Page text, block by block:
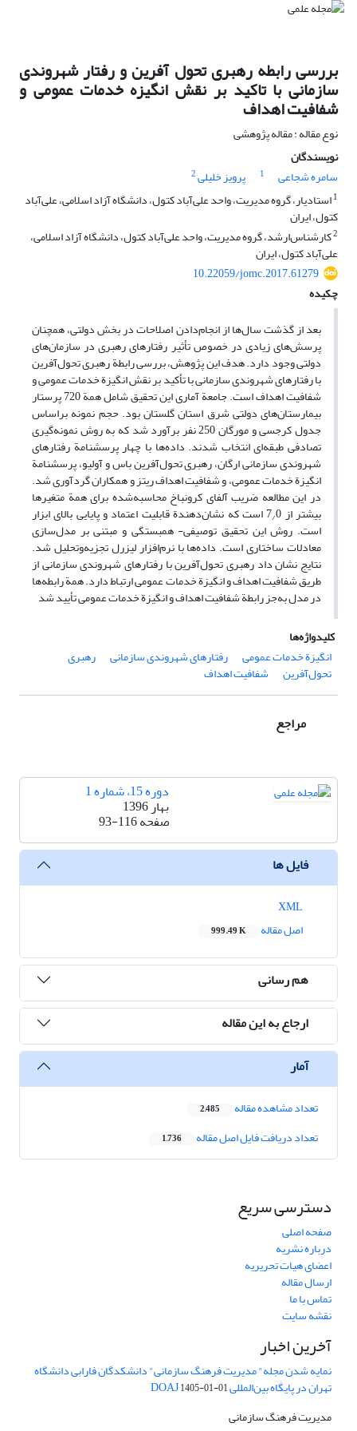
بررسی رابطه رهبری تحول آفرین و رفتار شهروندی
سازمانی با تاکید بر نقش انگیزه خدمات عمومی و
شفافیت اهداف
نوع مقاله : مقاله پژوهشی
نویسندگان
سامره شجاعی
1 پرویز خلیلی2
1استادیار، گروه مدیریت، واحد علی‌آباد کتول، دانشگاه آزاد اسلامی، علی‌آباد
کتول، ایران
2کارشناس‌ارشد، گروه مدیریت، واحد علی‌آباد کتول، دانشگاه آزاد اسلامی،
علی‌آباد کتول، ایران
10.22059/jomc.2017.61279
چکیده
بعد از گذشت سال‌ها از انجام‌دادن اصلاحات در بخش دولتی، همچنان
پرسش‌های زیادی در خصوص تأثیر رفتارهای رهبری در سازمان‌های
دولتی وجود دارد. هدف این پژوهش، بررسی رابطة رهبری تحول‌آفرین
با رفتارهای شهروندی سازمانی با تأکید بر نقش انگیزة خدمات عمومی و
شفافیت اهداف است. جامعة آماری این تحقیق شامل همة 720 پرستار
بیمارستان‌های دولتی شرق استان گلستان بود. حجم نمونه براساس
جدول کرجسی و مورگان 250 نفر برآورد شد که به روش نمونه‌گیری
تصادفی طبقه‌ای انتخاب شدند. داده‌ها با چهار پرسشنامة رفتارهای
شهروندی سازمانی ارگان، رهبری تحول‌آفرین باس و آولیو، پرسشنامة
انگیزة خدمات عمومی، و شفافیت اهداف ریتز و همکاران گردآوری شد.
در این مطالعه ضریب آلفای کرونباخ محاسبه‌شده برای همة متغیرها
بیشتر از 7 / 0 است که نشان‌دهندة قابلیت اعتماد و پایایی بالای ابزار
است. روش این تحقیق توصیفی- همبستگی و مبتنی بر مدل‌سازی
معادلات ساختاری است. داده‌ها با نرم‌افزار لیزرل تجزیه‌وتحلیل شد.
نتایج نشان داد رهبری تحول‌آفرین با رفتارهای شهروندی سازمانی از
طریق شفافیت اهداف و انگیزة خدمات عمومی ارتباط دارد. همة رابطه‌ها
در مدل به‌جز رابطة شفافیت اهداف و انگیزة خدمات عمومی تأیید شد
کلیدواژه‌ها
انگیزة خدمات عمومی
رفتارهای شهروندی سازمانی رهبری
تحول‌آفرین شفافیت اهداف
مراجع
دوره 15، شماره 1
بهار 1396
صفحه93-116
فایل ها
اصل مقاله
999.49 K
هم رسانی
ارجاع به این مقاله
آمار
تعداد مشاهده مقاله 2,485
تعداد دریافت فایل اصل مقاله 1,736
دسترسی سریع
صفحه اصلی
درباره نشریه
اعضای هیات تحریریه
ارسال مقاله
تماس با ما
نقشه سایت
آخرین اخبار
نمایه شدن مجله" مدیریت فرهنگ سازمانی" دانشکدگان فارابی دانشگاه
تهران در پایگاه بین‌المللی DOAJ1405-01-01
مدیریت فرهنگ سازمانی